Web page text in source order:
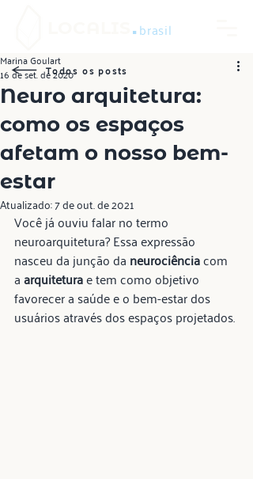
.brasil
Neuro arquitetura:
como os espaços
afetam o nosso bem-
estar
Marina Goulart
16 de set. de 2020
Atualizado:7 de out. de 2021
Você já ouviu falar no termo
neuroarquitetura? Essa expressão
nasceu da junção da neurociência com
a arquitetura e tem como objetivo
favorecer a saúde e o bem-estar dos
usuários através dos espaços projetados.
Todos os posts